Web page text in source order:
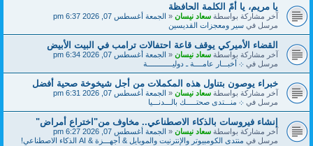
يا مريم، يا أمّ الكلمة الحافظة
آخر مشاركة بواسطةسعاد نيسان«الجمعة أغسطس 07, 2026 6:37 pm
مرسل فيسير ومعجزات القديسين
القضاء الأميركي يوقف قاعة احتفالات ترامب في البيت الأبيض
آخر مشاركة بواسطةسعاد نيسان«الجمعة أغسطس 07, 2026 6:34 pm
مرسل في܀ أخبـــار عامــــة ـ دوليــــــــــــة
خبراء يوصون بتناول هذه المكملات من أجل شيخوخة صحية أفضل
آخر مشاركة بواسطةسعاد نيسان«الجمعة أغسطس 07, 2026 6:31 pm
مرسل في܀ منـــتدى صحتـــــك بالـــدنـــيا
إنشاء فيروسات بالذكاء الاصطناعي.. مخاوف من"اختراع أمراض"
آخر مشاركة بواسطةسعاد نيسان«الجمعة أغسطس 07, 2026 6:27 pm
مرسل فيمنتدى الكومبيوتر والإنترنيت والموبايل & أجهـــزة & AI الذكاء الاصطناعي!